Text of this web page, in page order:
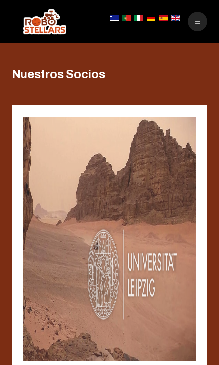
Nuestros Socios